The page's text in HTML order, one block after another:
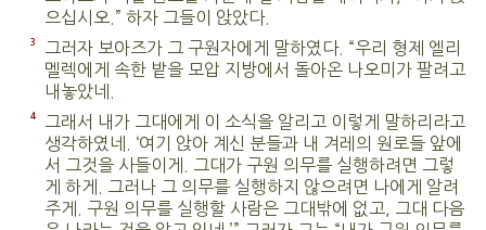
으십시오.” 하자 그들이 앉았다.
3
그러자 보아즈가 그 구원자에게 말하였다. “우리 형제 엘리
멜렉에게 속한 밭을 모압 지방에서 돌아온 나오미가 팔려고
내놓았네.
4
그래서 내가 그대에게 이 소식을 알리고 이렇게 말하리라고
생각하였네. ‘여기 앉아 계신 분들과 내 겨레의 원로들 앞에
서 그것을 사들이게. 그대가 구원 의무를 실행하려면 그렇
게 하게. 그러나 그 의무를 실행하지 않으려면 나에게 알려
주게. 구원 의무를 실행할 사람은 그대밖에 없고, 그대 다음